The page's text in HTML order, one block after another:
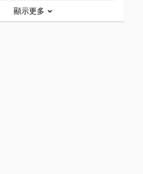
顯示更多